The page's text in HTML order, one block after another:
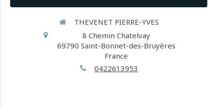
THEVENET PIERRE-YVES
8 Chemin Chatelvay
69790 Saint-Bonnet-des-Bruyères
France
0422613953